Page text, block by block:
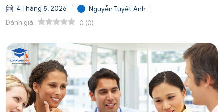
4 Tháng 5, 2026
Nguyễn Tuyết Anh
Đánh giá:
0 (0)